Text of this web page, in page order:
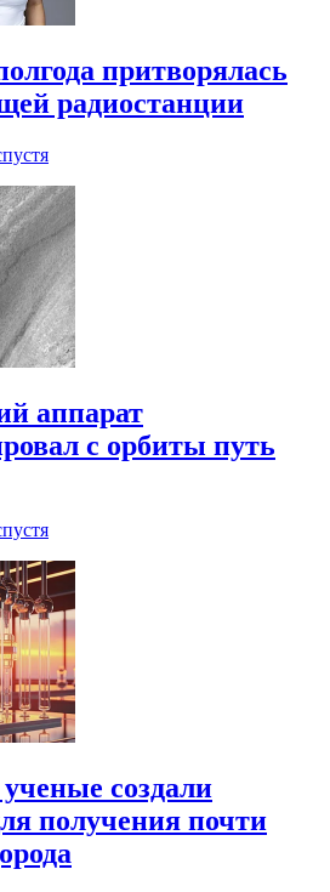
притворялась
радиостанции
аппарат
с орбиты путь
создали
получения почти